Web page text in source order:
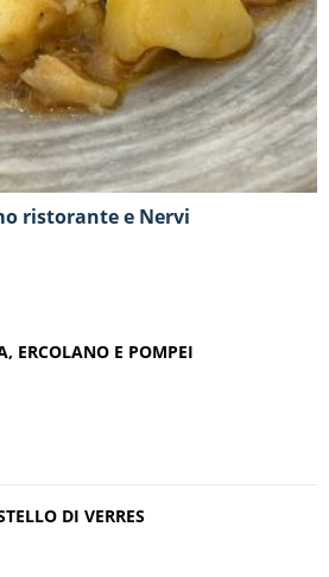
ristorante e Nervi
ERCOLANO E POMPEI
DI VERRES